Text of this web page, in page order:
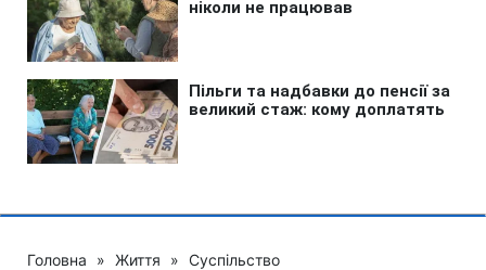
Головна » Життя » Суспільство